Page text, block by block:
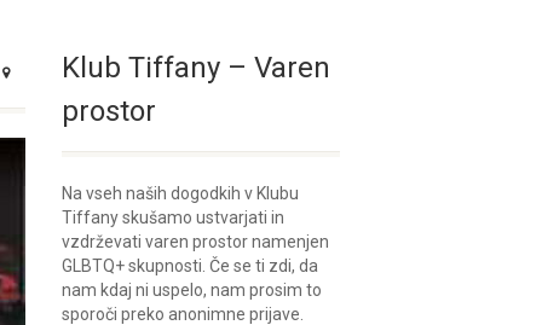
Klub Tiffany – Varen
prostor
Na vseh naših dogodkih v Klubu
Tiffany skušamo ustvarjati in
vzdrževati varen prostor namenjen
GLBTQ+ skupnosti. Če se ti zdi, da
nam kdaj ni uspelo, nam prosim to
sporoči preko anonimne prijave.